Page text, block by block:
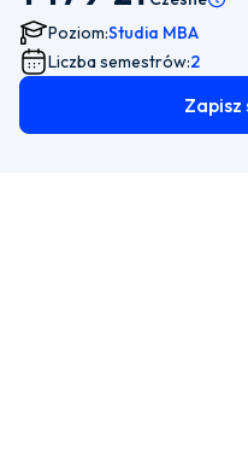
Poziom:Studia MBA
Liczba semestrów:2
Zapisz